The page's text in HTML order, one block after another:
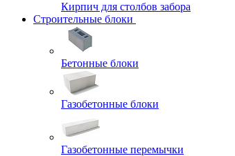
Кирпич для столбов забора
Строительные блоки
Бетонные блоки
Газобетонные блоки
Газобетонные перемычки